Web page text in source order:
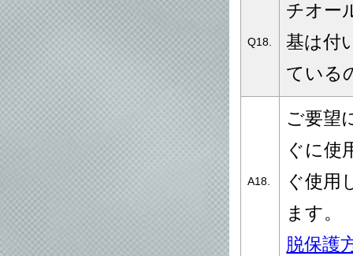
Q18.
チオー
基は付
ている
A18.
ご要望
ぐに使
ぐ使用
ます。
脱保護